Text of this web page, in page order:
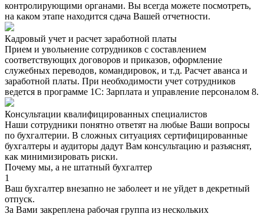
контролирующими органами. Вы всегда можете посмотреть,
на каком этапе находится сдача Вашей отчетности.
Кадровый учет и расчет заработной платы
Прием и увольнение сотрудников с составлением
соответствующих договоров и приказов, оформление
служебных переводов, командировок, и т.д. Расчет аванса и
заработной платы. При необходимости учет сотрудников
ведется в программе 1С: Зарплата и управление персоналом 8.
Консультации квалифицированных специалистов
Наши сотрудники понятно ответят на любые Ваши вопросы
по бухгалтерии. В сложных ситуациях сертифицированные
бухгалтеры и аудиторы дадут Вам консультацию и разъяснят,
как минимизировать риски.
Почему мы, а не штатный бухгалтер
1
Ваш бухгалтер внезапно не заболеет и не уйдет в декретный
отпуск.
За Вами закреплена рабочая группа из нескольких